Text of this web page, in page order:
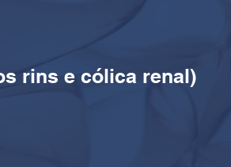
rins e cólica renal)